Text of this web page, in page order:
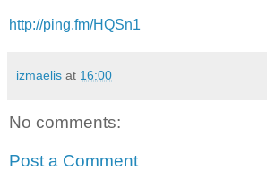
http://ping.fm/HQSn1
izmaelis at 16:00
No comments:
Post a Comment